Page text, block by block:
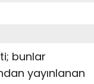
bunlar
yayınlanan